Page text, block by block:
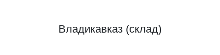
Владикавказ (склад)